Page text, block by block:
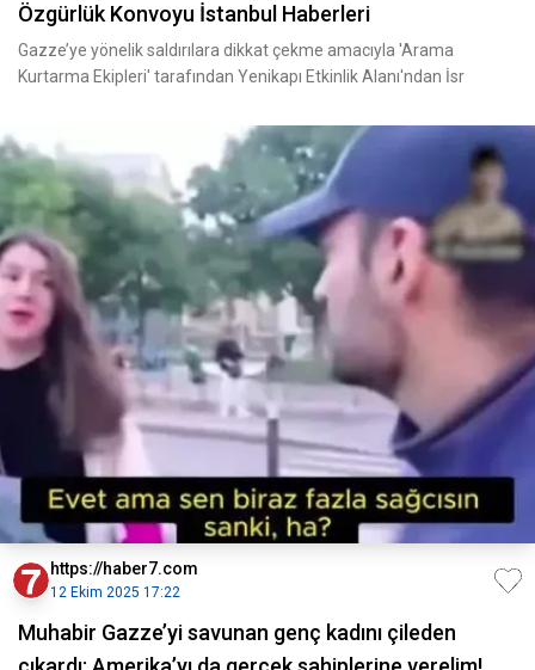
Özgürlük Konvoyu İstanbul Haberleri
Gazze’ye yönelik saldırılara dikkat çekme amacıyla 'Arama
Kurtarma Ekipleri' tarafından Yenikapı Etkinlik Alanı'ndan İsr
https://haber7.com
12 Ekim 2025 17:22
Muhabir Gazze’yi savunan genç kadını çileden